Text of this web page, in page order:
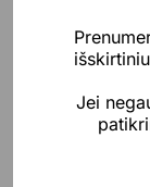
produkto
Buklė
+
Jei